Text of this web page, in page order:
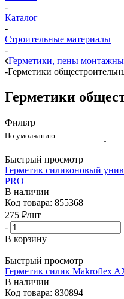
-
Каталог
-
Строительные материалы
-
Герметики, пены
-Герметики
Герметики
Фильтр
По умолчанию
Быстрый просмотр
Герметик силиконовый
PRO
В наличии
Код товара: 855368
275 ₽/шт
-
В корзину
Быстрый просмотр
Герметик силик Makroflex
В наличии
Код товара: 830894